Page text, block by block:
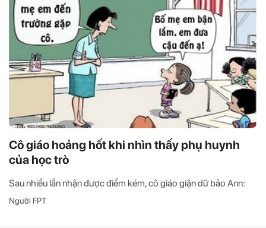
Cô giáo hoảng hốt khi nhìn thấy phụ huynh
của học trò
Sau nhiều lần nhận được điểm kém, cô giáo giận dữ bảo Ann:
Người FPT